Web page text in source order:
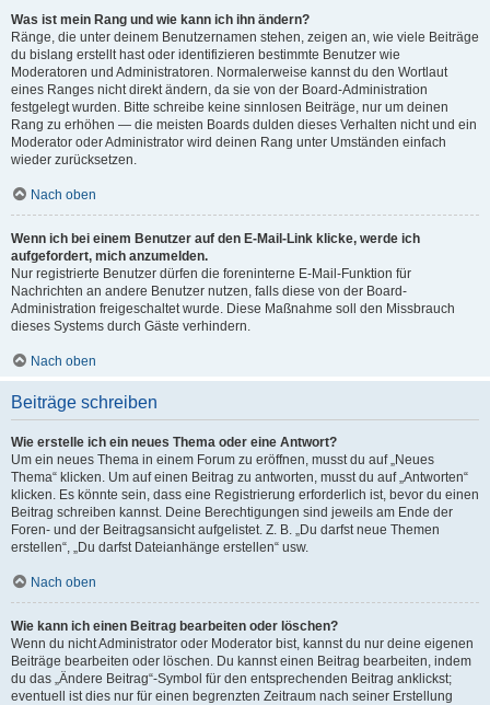
Was ist mein Rang und wie kann ich ihn ändern?
Ränge, die unter deinem Benutzernamen stehen, zeigen an, wie viele Beiträge
du bislang erstellt hast oder identifizieren bestimmte Benutzer wie
Moderatoren und Administratoren. Normalerweise kannst du den Wortlaut
eines Ranges nicht direkt ändern, da sie von der Board-Administration
festgelegt wurden. Bitte schreibe keine sinnlosen Beiträge, nur um deinen
Rang zu erhöhen — die meisten Boards dulden dieses Verhalten nicht und ein
Moderator oder Administrator wird deinen Rang unter Umständen einfach
wieder zurücksetzen.
Nach oben
Wenn ich bei einem Benutzer auf den E-Mail-Link klicke, werde ich
aufgefordert, mich anzumelden.
Nur registrierte Benutzer dürfen die foreninterne E-Mail-Funktion für
Nachrichten an andere Benutzer nutzen, falls diese von der Board-
Administration freigeschaltet wurde. Diese Maßnahme soll den Missbrauch
dieses Systems durch Gäste verhindern.
Nach oben
Beiträge schreiben
Wie erstelle ich ein neues Thema oder eine Antwort?
Um ein neues Thema in einem Forum zu eröffnen, musst du auf „Neues
Thema“ klicken. Um auf einen Beitrag zu antworten, musst du auf „Antworten“
klicken. Es könnte sein, dass eine Registrierung erforderlich ist, bevor du einen
Beitrag schreiben kannst. Deine Berechtigungen sind jeweils am Ende der
Foren- und der Beitragsansicht aufgelistet. Z. B. „Du darfst neue Themen
erstellen“, „Du darfst Dateianhänge erstellen“ usw.
Nach oben
Wie kann ich einen Beitrag bearbeiten oder löschen?
Wenn du nicht Administrator oder Moderator bist, kannst du nur deine eigenen
Beiträge bearbeiten oder löschen. Du kannst einen Beitrag bearbeiten, indem
du das „Ändere Beitrag“-Symbol für den entsprechenden Beitrag anklickst;
eventuell ist dies nur für einen begrenzten Zeitraum nach seiner Erstellung